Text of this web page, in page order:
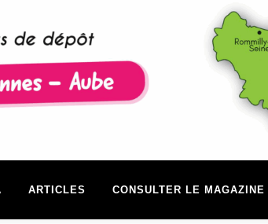
ARTICLES CONSULTER LE MAGAZINE